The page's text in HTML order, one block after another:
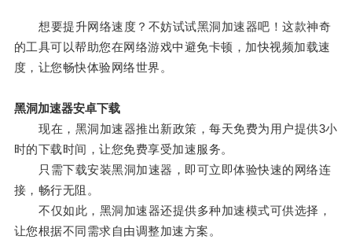
想要提升网络速度？不妨试试黑洞加速器吧！这款神奇
的工具可以帮助您在网络游戏中避免卡顿，加快视频加载速
度，让您畅快体验网络世界。
黑洞加速器安卓下载
现在，黑洞加速器推出新政策，每天免费为用户提供3小
时的下载时间，让您免费享受加速服务。
只需下载安装黑洞加速器，即可立即体验快速的网络连
接，畅行无阻。
不仅如此，黑洞加速器还提供多种加速模式可供选择，
让您根据不同需求自由调整加速方案。